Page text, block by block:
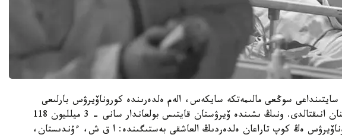
سوڭعى مالىمەتكە سايكەس، الەم ەلدەرىندە كوروناۆيرۋس بارلىعى
151 ميلليون 774 مىڭ 770 ادامنان انىقتالدى. ونىڭ ىشىندە ۆيرۋستان قايتىس بولعاندار سانى - 3 ميلليون 118
كوروناۆيرۋس ەڭ كوپ تاراعان ەلدەردىڭ العاشقى بەستىگىندە: ا ق ش، ءۇندىستان،